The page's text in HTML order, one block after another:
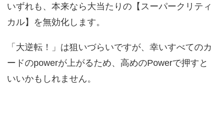
いずれも、本来なら大当たりの【スーパークリティ
カル】を無効化します。
「大逆転！」は狙いづらいですが、幸いすべてのカ
ードのpowerが上がるため、高めのPowerで押すと
いいかもしれません。